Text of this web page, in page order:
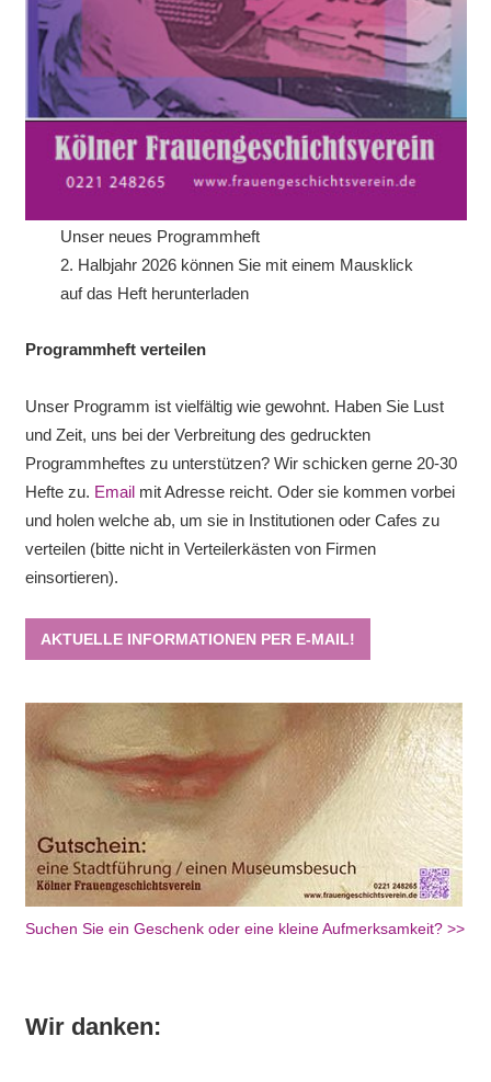
Unser neues Programmheft
2. Halbjahr 2026 können Sie mit einem Mausklick
auf das Heft herunterladen
Programmheft verteilen
Unser Programm ist vielfältig wie gewohnt. Haben Sie Lust
und Zeit, uns bei der Verbreitung des gedruckten
Programmheftes zu unterstützen? Wir schicken gerne 20-30
Hefte zu. Emailmit Adresse reicht. Oder sie kommen vorbei
und holen welche ab, um sie in Institutionen oder Cafes zu
verteilen (bitte nicht in Verteilerkästen von Firmen
einsortieren).
AKTUELLE INFORMATIONEN PER E-MAIL!
Suchen Sie ein Geschenk oder eine kleine Aufmerksamkeit? >>
Wir danken: